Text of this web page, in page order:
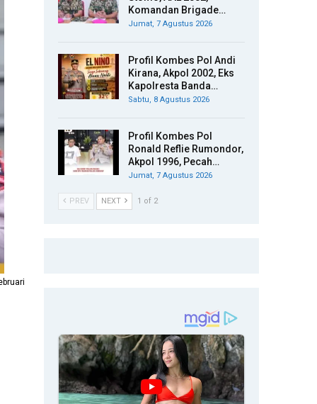
Komandan Brigade…
Jumat, 7 Agustus 2026
Profil Kombes Pol Andi
Kirana, Akpol 2002, Eks
Kapolresta Banda…
Sabtu, 8 Agustus 2026
Profil Kombes Pol
Ronald Reflie Rumondor,
Akpol 1996, Pecah…
Jumat, 7 Agustus 2026
PREV NEXT 1 of 2